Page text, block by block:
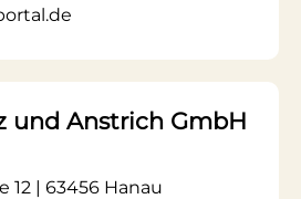
und Anstrich GmbH
12 | 63456 Hanau